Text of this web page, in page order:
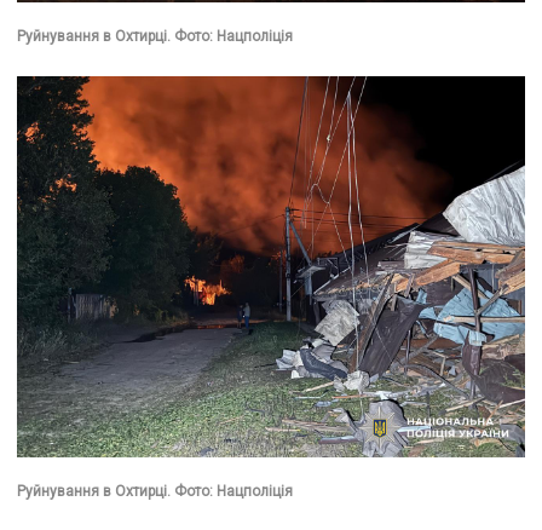
Руйнування в Охтирці. Фото: Нацполіція
Руйнування в Охтирці. Фото: Нацполіція